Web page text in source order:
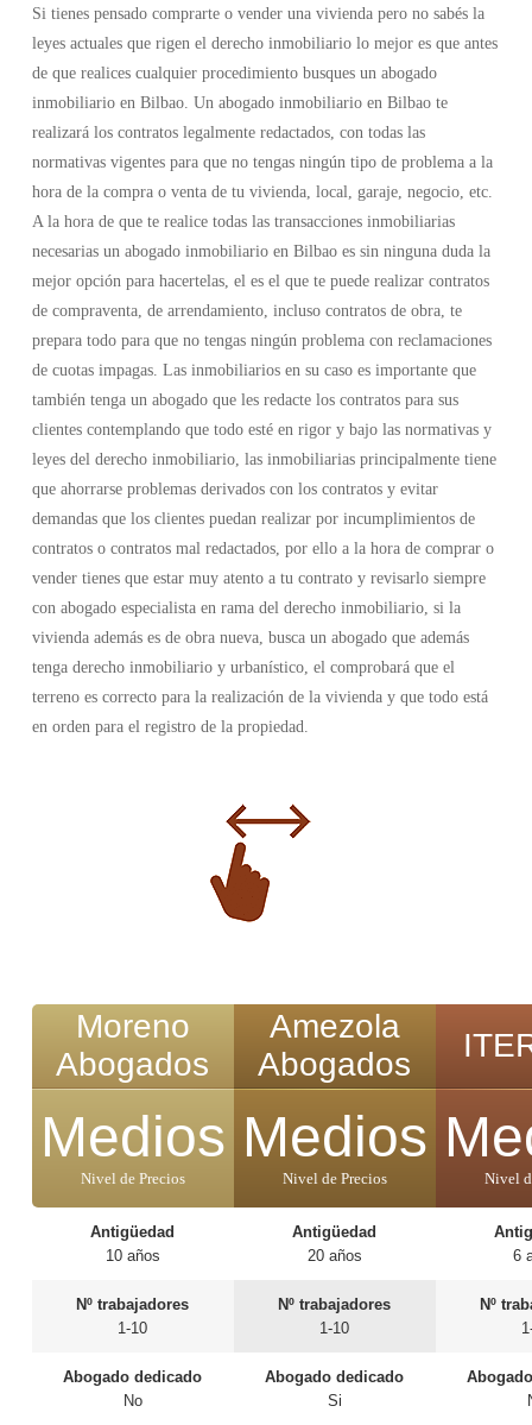
Si tienes pensado comprarte o vender una vivienda pero no sabés la
leyes actuales que rigen el derecho inmobiliario lo mejor es que antes
de que realices cualquier procedimiento busques un abogado
inmobiliario en Bilbao. Un abogado inmobiliario en Bilbao te
realizará los contratos legalmente redactados, con todas las
normativas vigentes para que no tengas ningún tipo de problema a la
hora de la compra o venta de tu vivienda, local, garaje, negocio, etc.
A la hora de que te realice todas las transacciones inmobiliarias
necesarias un abogado inmobiliario en Bilbao es sin ninguna duda la
mejor opción para hacertelas, el es el que te puede realizar contratos
de compraventa, de arrendamiento, incluso contratos de obra, te
prepara todo para que no tengas ningún problema con reclamaciones
de cuotas impagas. Las inmobiliarios en su caso es importante que
también tenga un abogado que les redacte los contratos para sus
clientes contemplando que todo esté en rigor y bajo las normativas y
leyes del derecho inmobiliario, las inmobiliarias principalmente tiene
que ahorrarse problemas derivados con los contratos y evitar
demandas que los clientes puedan realizar por incumplimientos de
contratos o contratos mal redactados, por ello a la hora de comprar o
vender tienes que estar muy atento a tu contrato y revisarlo siempre
con abogado especialista en rama del derecho inmobiliario, si la
vivienda además es de obra nueva, busca un abogado que además
tenga derecho inmobiliario y urbanístico, el comprobará que el
terreno es correcto para la realización de la vivienda y que todo está
en orden para el registro de la propiedad.
Moreno
Abogados
Medios
Nivel de Precios
Antigüedad
10 años
Nº trabajadores
1-10
Abogado dedicado
No
Amezola
Abogados
Medios
Nivel de Precios
Antigüedad
20 años
Nº trabajadores
1-10
Abogado dedicado
Si
Nivel
6
Nº